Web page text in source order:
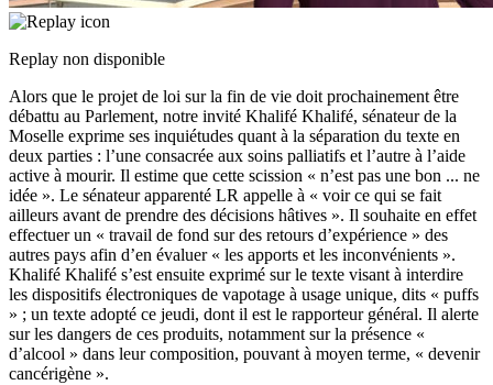
Replay non disponible
Alors que le projet de loi sur la fin de vie doit prochainement être
débattu au Parlement, notre invité Khalifé Khalifé, sénateur de la
Moselle exprime ses inquiétudes quant à la séparation du texte en
deux parties : l’une consacrée aux soins palliatifs et l’autre à l’aide
active à mourir. Il estime que cette scission « n’est pas une bon ... ne
idée ». Le sénateur apparenté LR appelle à « voir ce qui se fait
ailleurs avant de prendre des décisions hâtives ». Il souhaite en effet
effectuer un « travail de fond sur des retours d’expérience » des
autres pays afin d’en évaluer « les apports et les inconvénients ».
Khalifé Khalifé s’est ensuite exprimé sur le texte visant à interdire
les dispositifs électroniques de vapotage à usage unique, dits « puffs
» ; un texte adopté ce jeudi, dont il est le rapporteur général. Il alerte
sur les dangers de ces produits, notamment sur la présence «
d’alcool » dans leur composition, pouvant à moyen terme, « devenir
cancérigène ».